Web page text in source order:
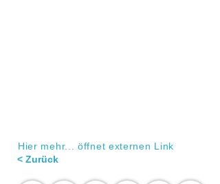
Hier mehr... öffnet externen Link
< Zurück